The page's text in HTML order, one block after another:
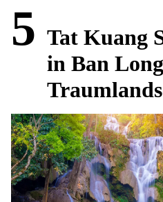
5 Tat Kuang
in Ban